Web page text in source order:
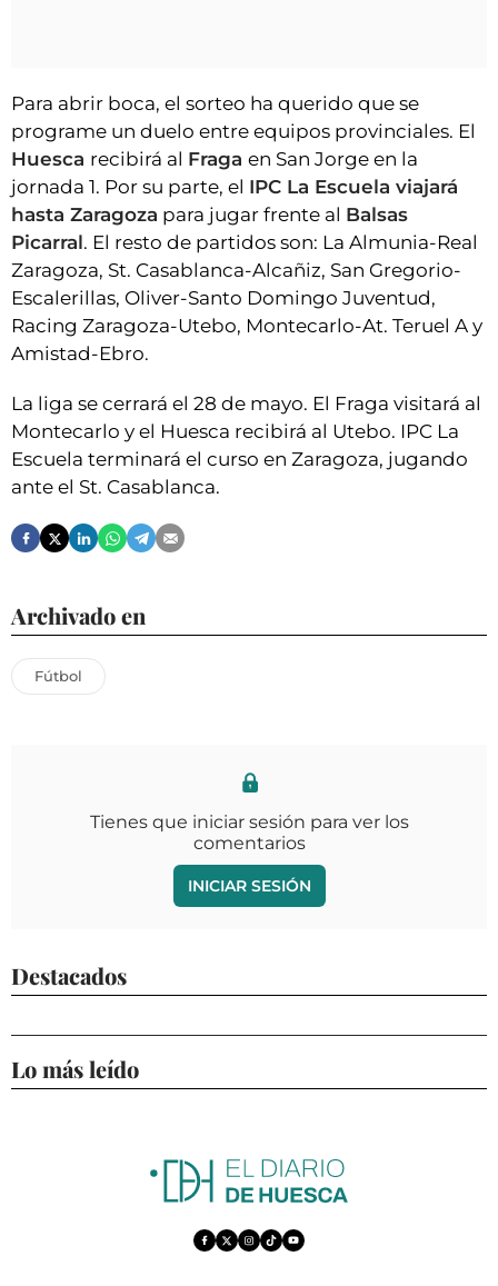
Para abrir boca, el sorteo ha querido que se
programe un duelo entre equipos provinciales. El
Huesca recibirá al Fraga en San Jorge en la
jornada 1. Por su parte, el IPC La Escuela viajará
hasta Zaragoza para jugar frente al Balsas
Picarral. El resto de partidos son: La Almunia-Real
Zaragoza, St. Casablanca-Alcañiz, San Gregorio-
Escalerillas, Oliver-Santo Domingo Juventud,
Racing Zaragoza-Utebo, Montecarlo-At. Teruel A y
Amistad-Ebro.
La liga se cerrará el 28 de mayo. El Fraga visitará al
Montecarlo y el Huesca recibirá al Utebo. IPC La
Escuela terminará el curso en Zaragoza, jugando
ante el St. Casablanca.
Archivado en
Fútbol
Tienes que iniciar sesión para ver los
comentarios
INICIAR SESIÓN
Destacados
Lo más leído